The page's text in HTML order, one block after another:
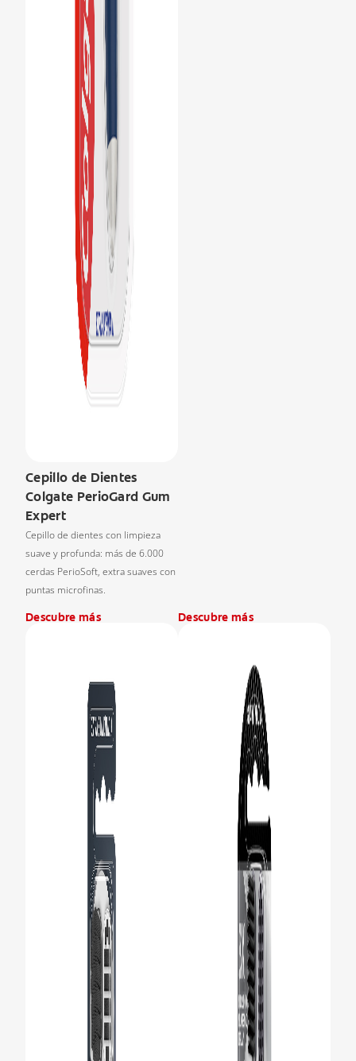
Cepillo de Dientes
Colgate PerioGard Gum
Expert
Cepillo de dientes con limpieza
suave y profunda: más de 6.000
cerdas PerioSoft, extra suaves con
puntas microfinas.
Descubre más Descubre más